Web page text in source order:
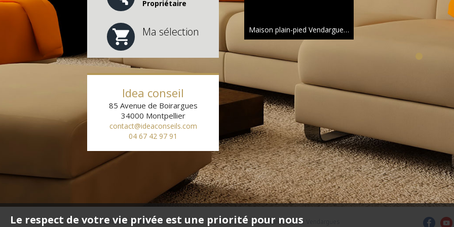
Propriétaire
Ma sélection
Idea conseil
85 Avenue de Boirargues
34000 Montpellier
contact@ideaconseils.com
04 67 42 97 91
Maison plain-pied Vendargues 96 m²
1
Achat maison Montpellier Maison à vendre Vendargues
Le respect de votre vie privée est une priorité pour nous